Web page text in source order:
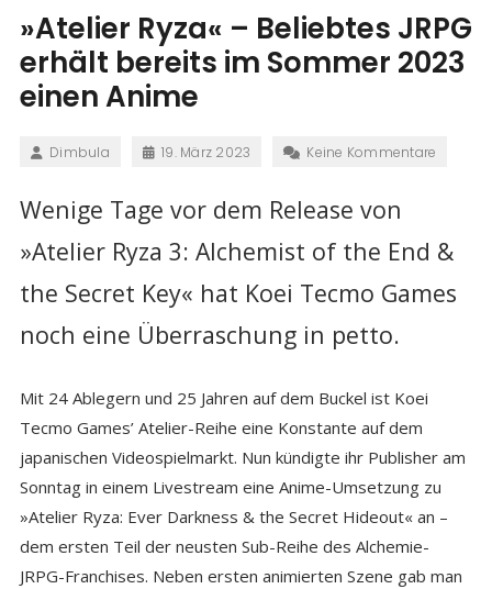
»Atelier Ryza« – Beliebtes JRPG
erhält bereits im Sommer 2023
einen Anime
Dimbula 19. März 2023 Keine Kommentare
Wenige Tage vor dem Release von
»Atelier Ryza 3: Alchemist of the End &
the Secret Key« hat Koei Tecmo Games
noch eine Überraschung in petto.
Mit 24 Ablegern und 25 Jahren auf dem Buckel ist Koei
Tecmo Games’ Atelier-Reihe eine Konstante auf dem
japanischen Videospielmarkt. Nun kündigte ihr Publisher am
Sonntag in einem Livestream eine Anime-Umsetzung zu
»Atelier Ryza: Ever Darkness & the Secret Hideout« an –
dem ersten Teil der neusten Sub-Reihe des Alchemie-
JRPG-Franchises. Neben ersten animierten Szene gab man